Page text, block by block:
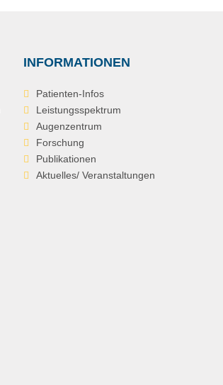
INFORMATIONEN
Patienten-Infos
Leistungsspektrum
Augenzentrum
Forschung
Publikationen
Aktuelles/ Veranstaltungen